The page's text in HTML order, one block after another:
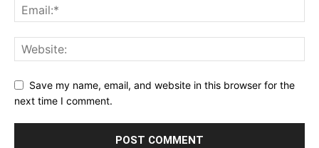
Save my name, email, and website in this browser for the
next time I comment.